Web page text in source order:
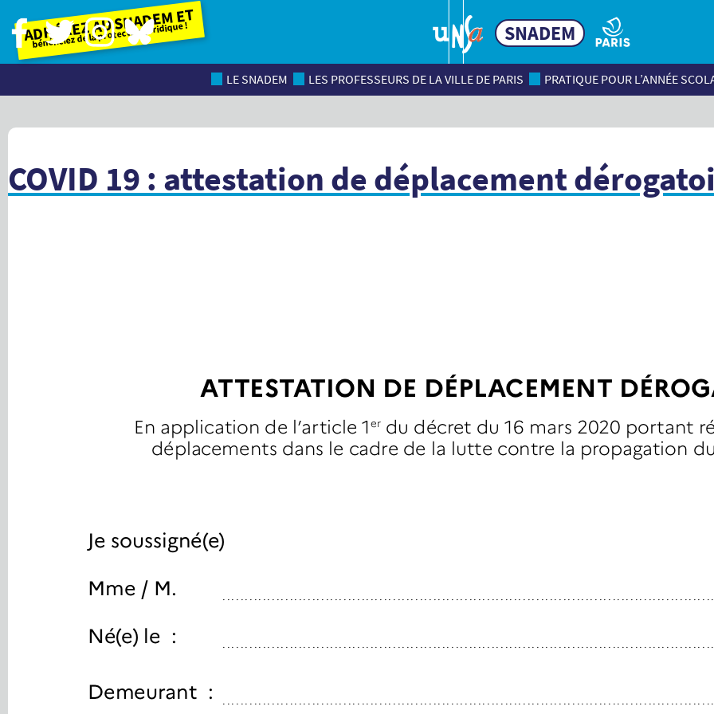
Adhérez au SNADEM et
bénéficiez de la protection juridique ! SNADEM
LE SNADEM LES PROFESSEURS DE LA VILLE DE PARIS PRATIQUE POUR L’ANNÉE
COVID 19 : attestation de déplacement